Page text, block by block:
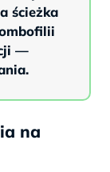
ścieżka
—
na